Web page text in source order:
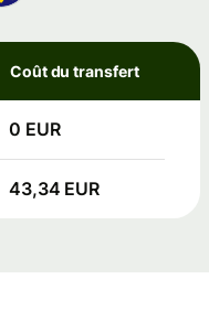
Coût du transfert
0 EUR
43,34 EUR